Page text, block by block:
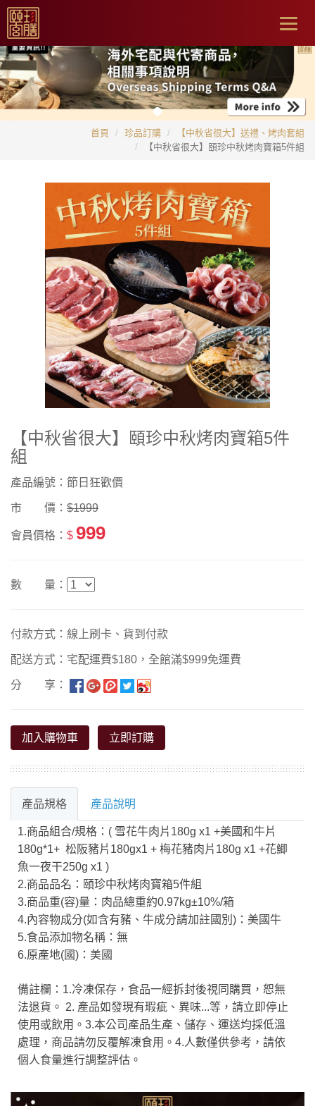
首頁 珍品訂購
【中秋省很大】送禮、烤肉套組
【中秋省很大】頤珍中秋烤肉寶箱5件組
【中秋省很大】頤珍中秋烤肉寶箱5件
組
產品編號：節日狂歡價
市 價： $1999
會員價格： $ 999
數 量：
付款方式：線上刷卡、貨到付款
配送方式：宅配運費$180，全館滿$999免運費
分 享：
加入購物車 立即訂購
產品規格 產品說明